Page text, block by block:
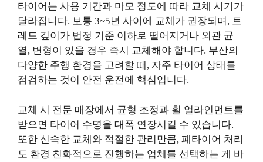
타이어는 사용 기간과 마모 정도에 따라 교체 시기가
달라집니다. 보통 3~5년 사이에 교체가 권장되며, 트
레드 깊이가 법정 기준 이하로 떨어지거나 외관 균
열, 변형이 있을 경우 즉시 교체해야 합니다. 부산의
다양한 주행 환경을 고려할 때, 자주 타이어 상태를
점검하는 것이 안전 운전에 핵심입니다.
교체 시 전문 매장에서 균형 조정과 휠 얼라인먼트를
받으면 타이어 수명을 대폭 연장시킬 수 있습니다.
또한 신속한 교체와 적절한 관리만큼, 폐타이어 처리
도 환경 친화적으로 진행하는 업체를 선택하는 게 바